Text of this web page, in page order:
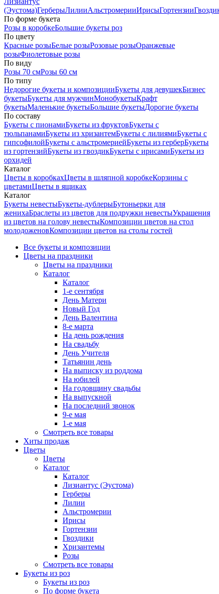
(Эустома)ГерберыЛилииАльстромерииИрисыГортензии
По форме букета
Розы в коробкеБольшие букеты роз
По цвету
Красные розыБелые розыРозовые розыОранжевые
розыФиолетовые розы
По виду
Розы 70 смРозы 60 см
По типу
Недорогие букеты и композицииБукеты для девушекБизнес
букетыБукеты для мужчинМонобукетыКрафт
букетыМаленькие букетыБольшие букетыДорогие букеты
По составу
Букеты с пионамиБукеты из фруктовБукеты с
тюльпанамиБукеты из хризантемБукеты с лилиямиБукеты с
гипсофилойБукеты с альстромериейБукеты из герберБукеты
из гортензийБукеты из гвоздикБукеты с ирисамиБукеты из
орхидей
Каталог
Цветы в коробкахЦветы в шляпной коробкеКорзины с
цветамиЦветы в ящиках
Каталог
Букеты невестыБукеты-дублерыБутоньерки для
женихаБраслеты из цветов для подружки невестыУкрашения
из цветов на голову невестыКомпозиции цветов на стол
молодоженовКомпозиции цветов на столы гостей
Все букеты и композиции
Цветы на праздники
Цветы на праздники
Каталог
Каталог
1-е сентября
День Матери
Новый Год
День Валентина
8-е марта
На день рождения
На свадьбу
День Учителя
Татьянин день
На выписку из роддома
На юбилей
На годовщину свадьбы
На выпускной
На последний звонок
9-е мая
1-е мая
Смотреть все товары
Хиты продаж
Цветы
Цветы
Каталог
Каталог
Лизиантус (Эустома)
Герберы
Лилии
Альстромерии
Ирисы
Гортензии
Гвоздики
Хризантемы
Розы
Смотреть все товары
Букеты из роз
Букеты из роз
По форме букета